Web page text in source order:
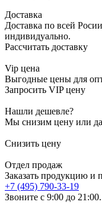
Доставка
Доставка по всей
индивидуально.
Рассчитать доставку
Vip цена
Выгодные цены для
Запросить VIP цену
Нашли дешевле?
Мы снизим цену или
Снизить цену
Отдел продаж
Заказать продукцию и
+7 (495) 790-33-19
Звоните с 9:00 до 21:00.